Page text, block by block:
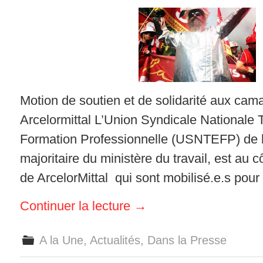
Motion de soutien et de solidarité aux
Arcelormittal L’Union Syndicale Nationale
Formation Professionnelle (USNTEFP) de
majoritaire du ministère du travail, est au
de ArcelorMittal qui sont mobilisé.e.s
Continuer la lecture →
A la Une,Actualités, Dans la Presse